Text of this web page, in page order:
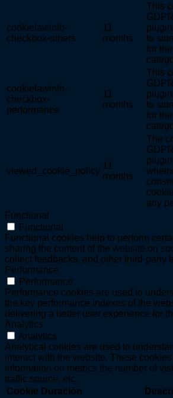
cookielawinfo-
checkbox-others
11
months
This
to
for
cookielawinfo-
checkbox-
performance
11
months
This
to
for
viewed_cookie_policy
11
months
The
any
Functional
Functional
Functional cookies help to perform
sharing the content of the website on
collect feedbacks, and other third-party
Performance
Performance
Performance cookies are used to
the key performance indexes of the
delivering a better user experience for
Analytics
Analytics
Analytical cookies are used to
interact with the website. These
information on metrics the number of
traffic source, etc.
Cookie Duración